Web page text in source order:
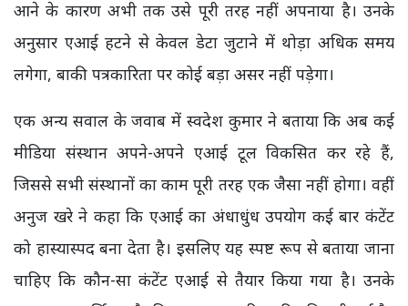
आने के कारण अभी तक उसे पूरी तरह नहीं अपनाया है। उनके
अनुसार एआई हटने से केवल डेटा जुटाने में थोड़ा अधिक समय
लगेगा, बाकी पत्रकारिता पर कोई बड़ा असर नहीं पड़ेगा।
एक अन्य सवाल के जवाब में स्वदेश कुमार ने बताया कि अब कई
मीडिया संस्थान अपने-अपने एआई टूल विकसित कर रहे हैं,
जिससे सभी संस्थानों का काम पूरी तरह एक जैसा नहीं होगा। वहीं
अनुज खरे ने कहा कि एआई का अंधाधुंध उपयोग कई बार कंटेंट
को हास्यास्पद बना देता है। इसलिए यह स्पष्ट रूप से बताया जाना
चाहिए कि कौन-सा कंटेंट एआई से तैयार किया गया है। उनके